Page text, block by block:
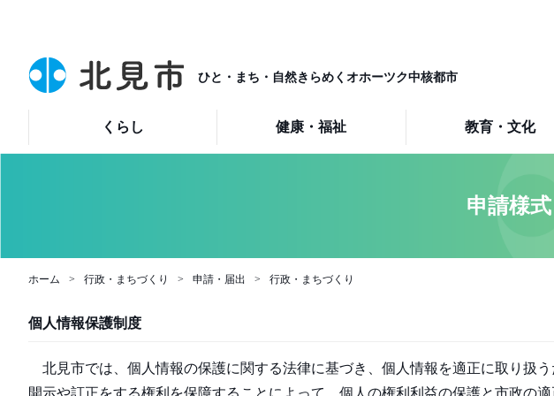
ひと・まち・自然きらめくオホーツク中核都市
くらし 健康・福祉 教育・文化
申請様式
ホーム 行政・まちづくり 申請・届出 行政・まちづくり
個人情報保護制度
北見市では、個人情報の保護に関する法律に基づき、個人情報を適正に取り扱
開示や訂正をする権利を保障することによって、個人の権利利益の保護と市政の